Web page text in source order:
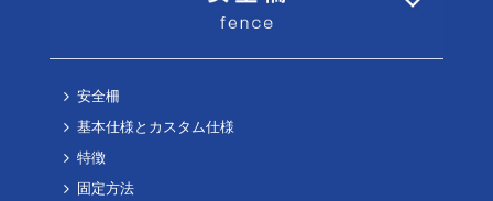
安全柵
基本仕様とカスタム仕様
特徴
固定方法